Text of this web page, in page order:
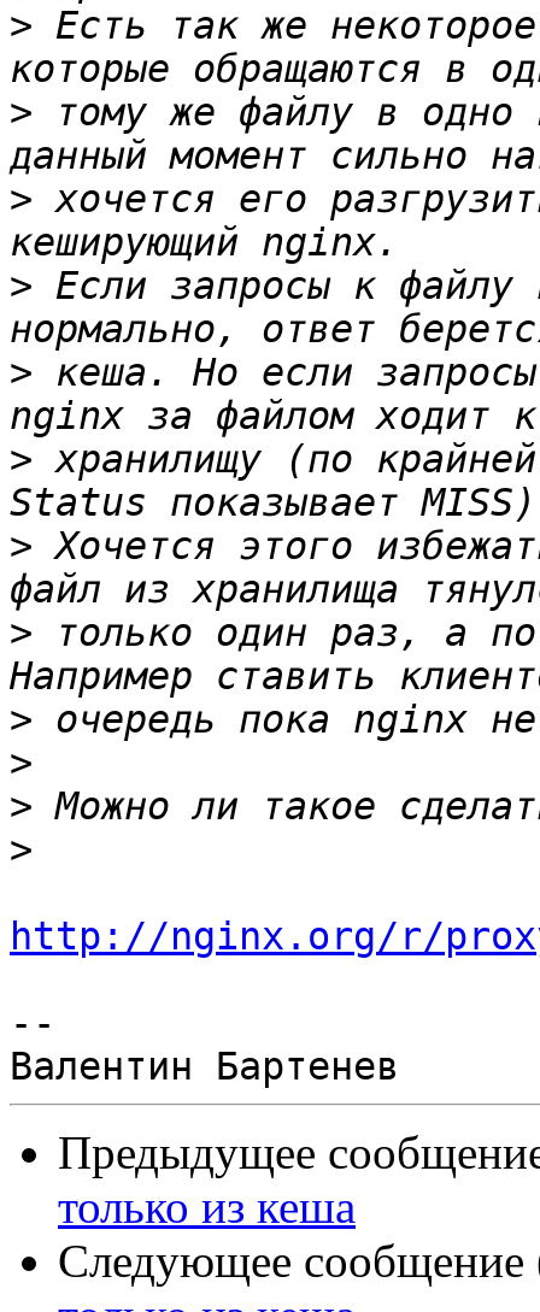
> Есть так же
> тому же файлу в
> хочется его
> Если запросы к
> кеша. Но если
> хранилищу (по
> Хочется этого
> только один раз, а
>
>
>
>
http://nginx.org/r/
--
Предыдущее
только из кеша
Следующее сообщение